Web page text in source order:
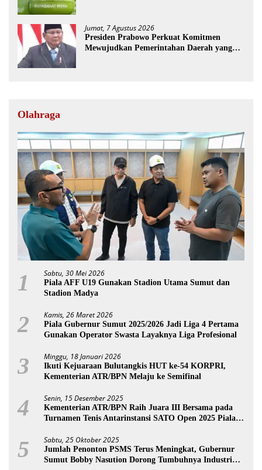
Jumat, 7 Agustus 2026
Presiden Prabowo Perkuat Komitmen
Mewujudkan Pemerintahan Daerah yang
Olahraga
1 Sabtu, 30 Mei 2026
Piala AFF U19 Gunakan Stadion Utama Sumut dan
Stadion Madya
2 Kamis, 26 Maret 2026
Piala Gubernur Sumut 2025/2026 Jadi Liga 4 Pertama
Gunakan Operator Swasta Layaknya Liga Profesional
3 Minggu, 18 Januari 2026
Ikuti Kejuaraan Bulutangkis HUT ke-54 KORPRI,
Kementerian ATR/BPN Melaju ke Semifinal
4 Senin, 15 Desember 2025
Kementerian ATR/BPN Raih Juara III Bersama pada
Turnamen Tenis Antarinstansi SATO Open 2025 Piala
5 Sabtu, 25 Oktober 2025
Jumlah Penonton PSMS Terus Meningkat, Gubernur
Sumut Bobby Nasution Dorong Tumbuhnya Industri